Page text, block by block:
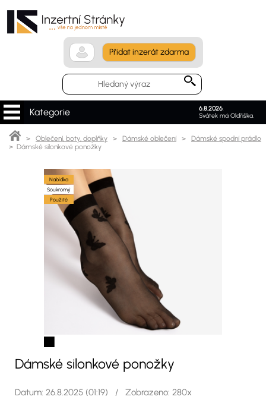
Přidat inzerát zdarma
6.8.2026.
Svátek má Oldřiška.
Kategorie
> Oblečení, boty, doplňky > Dámské oblečení > Dámské spodní prádlo
> Dámské silonkové ponožky
Nabídka
Soukromý
Použité
Dámské silonkové ponožky
Datum: 26.8.2025 (01:19) / Zobrazeno: 280x